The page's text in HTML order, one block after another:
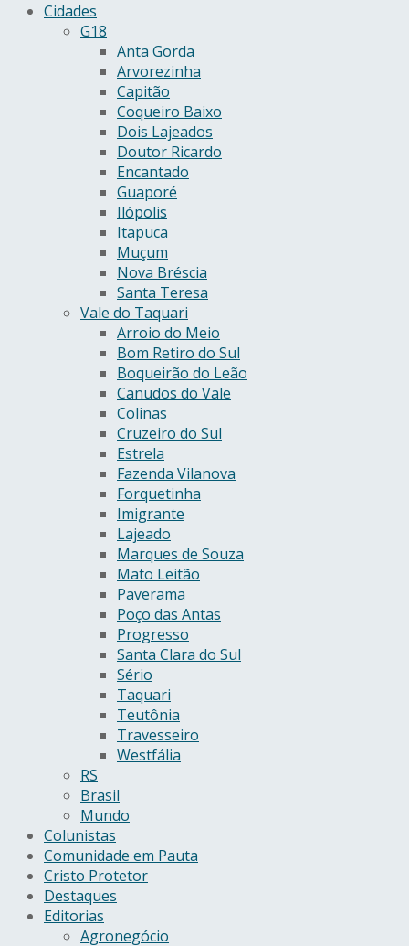
Cidades
G18
Anta Gorda
Arvorezinha
Capitão
Coqueiro Baixo
Dois Lajeados
Doutor Ricardo
Encantado
Guaporé
Ilópolis
Itapuca
Muçum
Nova Bréscia
Santa Teresa
Vale do Taquari
Arroio do Meio
Bom Retiro do Sul
Boqueirão do Leão
Canudos do Vale
Colinas
Cruzeiro do Sul
Estrela
Fazenda Vilanova
Forquetinha
Imigrante
Lajeado
Marques de Souza
Mato Leitão
Paverama
Poço das Antas
Progresso
Santa Clara do Sul
Sério
Taquari
Teutônia
Travesseiro
Westfália
RS
Brasil
Mundo
Colunistas
Comunidade em Pauta
Cristo Protetor
Destaques
Editorias
Agronegócio